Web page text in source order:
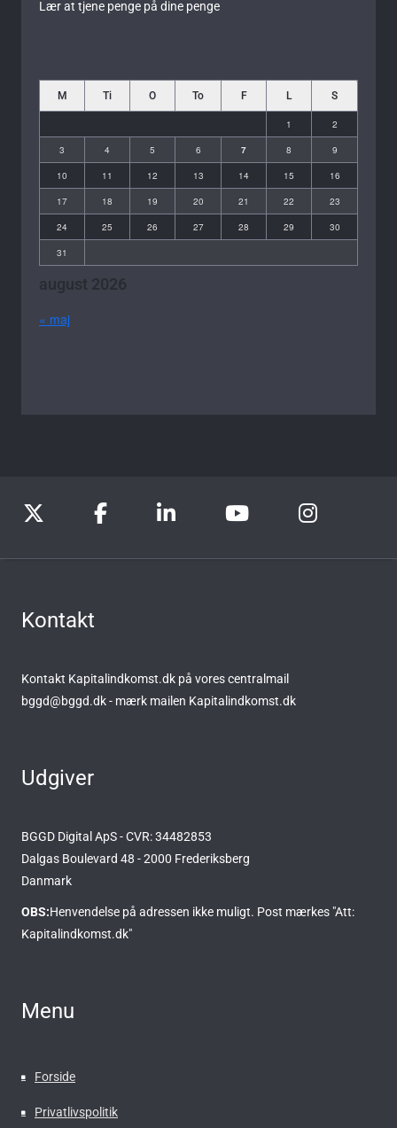
Lær at tjene penge på dine penge
august 2026
M Ti O To F L S
1 2
3 4 5 6 7 8 9
10 11 12 13 14 15 16
17 18 19 20 21 22 23
24 25 26 27 28 29 30
31
« maj
Kontakt
Kontakt Kapitalindkomst.dk på vores centralmail
bggd@bggd.dk- mærk mailen Kapitalindkomst.dk
Udgiver
BGGD Digital ApS - CVR: 34482853
Dalgas Boulevard 48 - 2000 Frederiksberg
Danmark
OBS:Henvendelse på adressen ikke muligt. Post mærkes "Att:
Kapitalindkomst.dk"
Menu
Forside
Privatlivspolitik